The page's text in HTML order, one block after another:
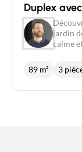
Duplex
jardin
calme et
d'une
89 m² 3